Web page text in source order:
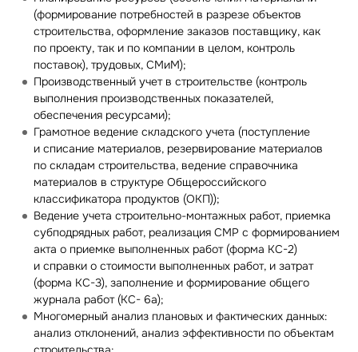
(формирование потребностей в разрезе объектов
строительства, оформление заказов поставщику, как
по проекту, так и по компании в целом, контроль
поставок), трудовых, СМиМ);
Производственный учет в строительстве (контроль
выполнения производственных показателей,
обеспечения ресурсами);
Грамотное ведение складского учета (поступление
и списание материалов, резервирование материалов
по складам строительства, ведение справочника
материалов в структуре Общероссийского
классификатора продуктов (ОКП));
Ведение учета строительно-монтажных работ, приемка
субподрядных работ, реализация СМР с формированием
акта о приемке выполненных работ (форма КС-2)
и справки о стоимости выполненных работ, и затрат
(форма КС-3), заполнение и формирование общего
журнала работ (КС- 6а);
Многомерный анализ плановых и фактических данных:
анализ отклонений, анализ эффективности по объектам